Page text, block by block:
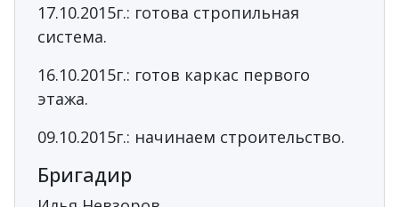
17.10.2015г.: готова стропильная
система.
16.10.2015г.: готов каркас первого
этажа.
09.10.2015г.: начинаем строительство.
Бригадир